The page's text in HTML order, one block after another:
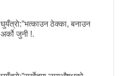
घुयँत्राे:”भत्काउन ठेक्का, बनाउन
अर्को जुनी !.